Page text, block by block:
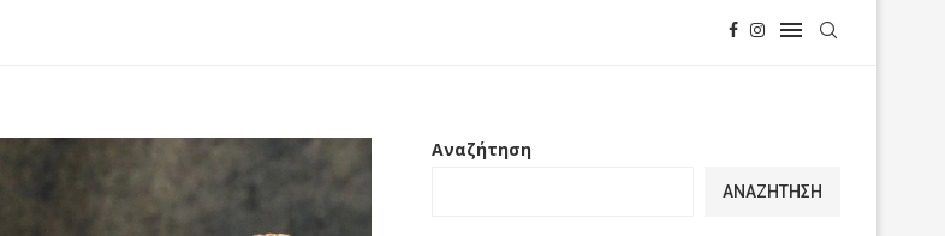
Αναζήτηση
ΑΝΑΖΉΤΗΣΗ